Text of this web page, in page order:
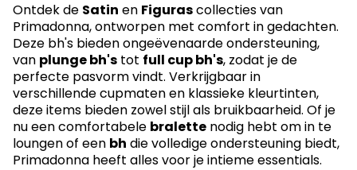
Ontdek de Satin en Figurascollecties van
Primadonna, ontworpen met comfort in gedachten.
Deze bh's bieden ongeëvenaarde ondersteuning,
van plunge bh's tot full cup bh's, zodat je de
perfecte pasvorm vindt. Verkrijgbaar in
verschillende cupmaten en klassieke kleurtinten,
deze items bieden zowel stijl als bruikbaarheid. Of je
nu een comfortabele bralette nodig hebt om in te
loungen of een bh die volledige ondersteuning biedt,
Primadonna heeft alles voor je intieme essentials.